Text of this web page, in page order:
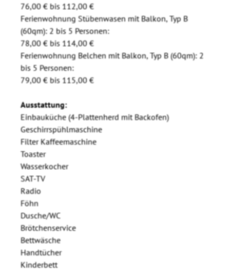
76,00 € bis 112,00 €
Ferienwohnung Stübenwasen mit Balkon, Typ B
(60qm): 2 bis 5 Personen:
78,00 € bis 114,00 €
Ferienwohnung Belchen mit Balkon, Typ B (60qm): 2
bis 5 Personen:
79,00 € bis 115,00 €
Ausstattung:
Einbauküche (4-Plattenherd mit Backofen)
Geschirrspühlmaschine
Filter Kaffeemaschine
Toaster
Wasserkocher
SAT-TV
Radio
Föhn
Dusche/WC
Brötchenservice
Bettwäsche
Handtücher
Kinderbett